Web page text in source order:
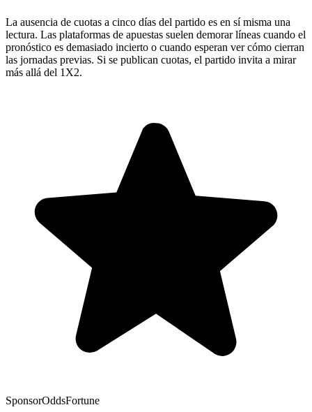
La ausencia de cuotas a cinco días del partido es en sí misma una
lectura. Las plataformas de apuestas suelen demorar líneas cuando el
pronóstico es demasiado incierto o cuando esperan ver cómo cierran
las jornadas previas. Si se publican cuotas, el partido invita a mirar
más allá del 1X2.
SponsorOddsFortune